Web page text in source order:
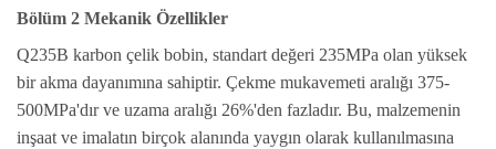
Bölüm 2 Mekanik Özellikler
Q235B karbon çelik bobin, standart değeri 235MPa olan yüksek
bir akma dayanımına sahiptir. Çekme mukavemeti aralığı 375-
500MPa'dır ve uzama aralığı 26%'den fazladır. Bu, malzemenin
inşaat ve imalatın birçok alanında yaygın olarak kullanılmasına